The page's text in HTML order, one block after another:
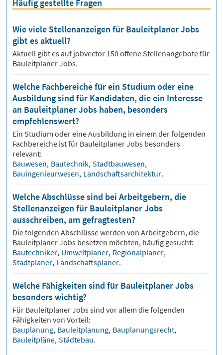
Häufig gestellte Fragen
Wie viele Stellenanzeigen für Bauleitplaner Jobs
gibt es aktuell?
Aktuell gibt es auf jobvector 150offene Stellenangebote für
Bauleitplaner Jobs.
Welche Fachbereiche für ein Studium oder eine
Ausbildung sind für Kandidaten, die ein Interesse
an Bauleitplaner Jobs haben, besonders
empfehlenswert?
Ein Studium oder eine Ausbildung in einem der folgenden
Fachbereiche ist für BauleitplanerJobs besonders
relevant:
Bauwesen, Bautechnik, Stadtbauwesen,
Bauingenieurwesen, Landschaftsarchitektur.
Welche Abschlüsse sind bei Arbeitgebern, die
Stellenanzeigen für Bauleitplaner Jobs
ausschreiben, am gefragtesten?
Die folgenden Abschlüsse werden von Arbeitgebern, die
BauleitplanerJobs besetzen möchten, häufig gesucht:
Bautechniker, Umweltplaner, Regionalplaner,
Stadtplaner, Landschaftsplaner.
Welche Fähigkeiten sind für Bauleitplaner Jobs
besonders wichtig?
Für BauleitplanerJobs sind vor allem die folgenden
Fähigkeiten von Vorteil:
Bauplanung, Bauleitplanung, Bauplanungsrecht,
Bauleitpläne, Städtebau.